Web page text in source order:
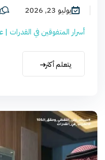
يوليو 23, 2026
أسرار المتفوقين في
يتعلم أكثر